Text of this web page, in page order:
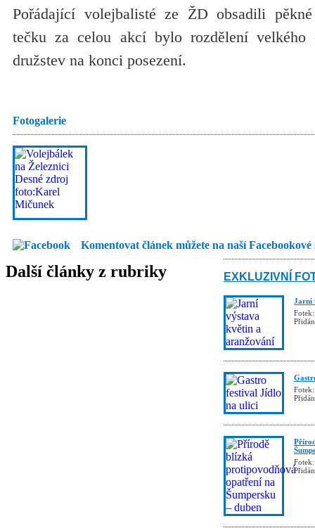
Pořádající volejbalisté ze ŽD obsadili
tečku za celou akcí bylo rozdělení velkého
družstev na konci posezení.
Fotogalerie
Komentovat článek můžete na naší Facebookové
Další články z rubriky EXKLUZIVNÍ
Jarní